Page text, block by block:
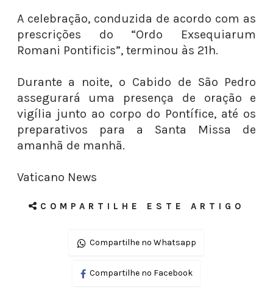
A celebração, conduzida de acordo com as
prescrições do “Ordo Exsequiarum
Romani Pontificis”, terminou às 21h.
Durante a noite, o Cabido de São Pedro
assegurará uma presença de oração e
vigília junto ao corpo do Pontífice, até os
preparativos para a Santa Missa de
amanhã de manhã.
Vaticano News
COMPARTILHE ESTE ARTIGO
Compartilhe no Whatsapp
Compartilhe no Facebook